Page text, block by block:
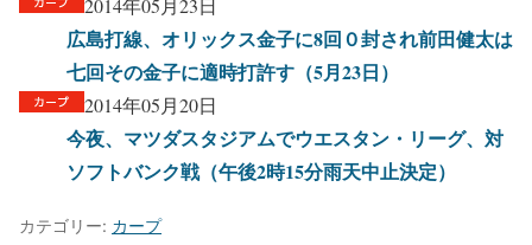
2014年05月23日
広島打線、オリックス金子に8回０封され前田健太は
七回その金子に適時打許す（5月23日）
2014年05月20日
今夜、マツダスタジアムでウエスタン・リーグ、対
ソフトバンク戦（午後2時15分雨天中止決定）
カテゴリー: カープ